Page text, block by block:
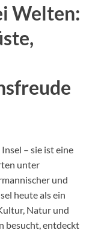
Welten:
– sie ist eine
unter
und
heute als ein
Natur und
besucht, entdeckt